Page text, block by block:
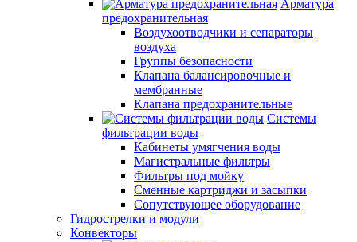
Арматура
предохранительная
Воздухоотводчики и сепараторы
воздуха
Группы безопасности
Клапана балансировочные и
мембранные
Клапана предохранительные
Системы
фильтрации воды
Кабинеты умягчения воды
Магистральные фильтры
Фильтры под мойку
Сменные картриджи и засыпки
Сопутствующее оборудование
Гидрострелки и модули
Конвекторы